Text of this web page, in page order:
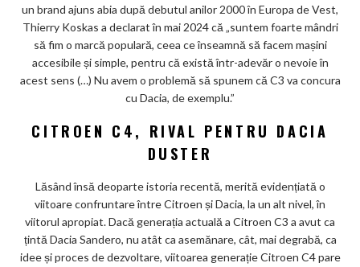
un brand ajuns abia după debutul anilor 2000 în Europa de Vest,
Thierry Koskas a declarat în mai 2024 că „suntem foarte mândri
să fim o marcă populară, ceea ce înseamnă să facem mașini
accesibile și simple, pentru că există într-adevăr o nevoie în
acest sens (…) Nu avem o problemă să spunem că C3 va concura
cu Dacia, de exemplu.”
CITROEN C4, RIVAL PENTRU DACIA
DUSTER
Lăsând însă deoparte istoria recentă, merită evidențiată o
viitoare confruntare între Citroen și Dacia, la un alt nivel, în
viitorul apropiat. Dacă generația actuală a Citroen C3 a avut ca
țintă Dacia Sandero, nu atât ca asemănare, cât, mai degrabă, ca
idee și proces de dezvoltare, viitoarea generație Citroen C4 pare